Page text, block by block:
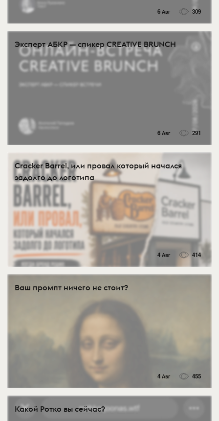
6 Авг 309
Эксперт АБКР — спикер CREATIVE BRUNCH
6 Авг 291
Cracker Barrel, или провал который начался
задолго до логотипа
4 Авг 414
Ваш промпт ничего не стоит?
4 Авг 455
Какой Ротко вы сейчас?